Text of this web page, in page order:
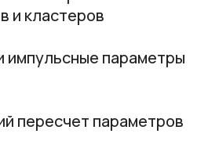
и кластеров
импульсные параметры
пересчет параметров